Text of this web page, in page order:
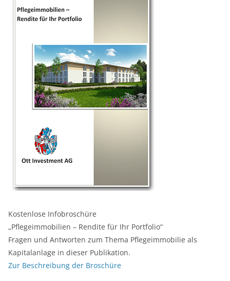
Kostenlose Infobroschüre
„Pflegeimmobilien – Rendite für Ihr Portfolio“
Fragen und Antworten zum Thema Pflegeimmobilie als
Kapitalanlage in dieser Publikation.
Zur Beschreibung der Broschüre